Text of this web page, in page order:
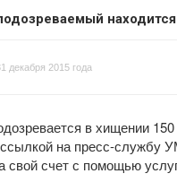
декабря 2015 года
в хищении
ссылкой на пресс-
свой счет с помощью